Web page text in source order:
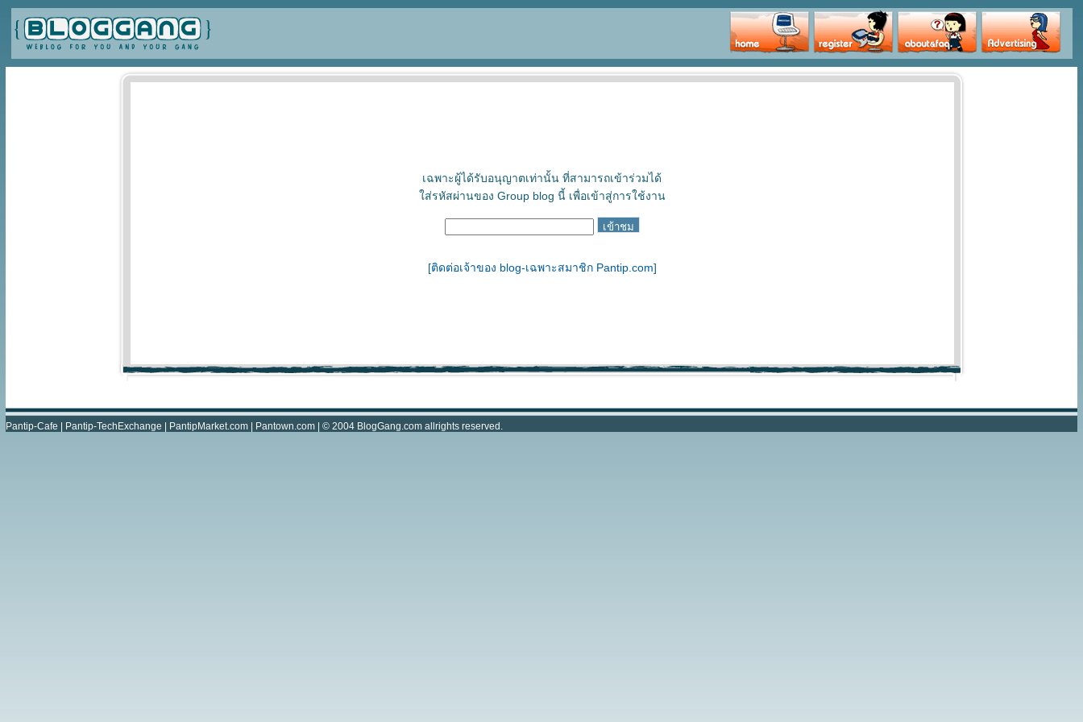
เฉพาะผู้ได้รับอนุญาตเท่านั้น ที่สามารถเข้าร่วมได้
ใส่รหัสผ่านของ Group blog นี้ เพื่อเข้าสู่การใช้งาน
[ติดต่อเจ้าของ blog-เฉพาะสมาชิก Pantip.com]
Pantip-Cafe Pantip-TechExchange PantipMarket.com Pantown.com | © 2004 BlogGang.com allrights reserved.